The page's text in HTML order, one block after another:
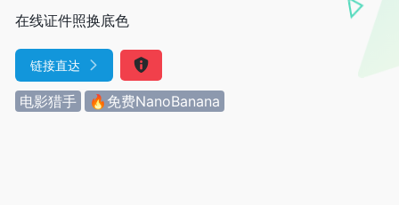
在线证件照换底色
链接直达
电影猎手 🔥免费NanoBanana